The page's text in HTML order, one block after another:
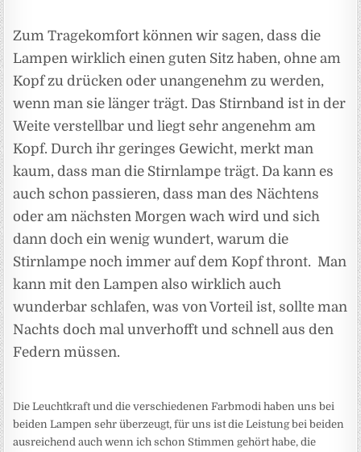
Zum Tragekomfort können wir sagen, dass die
Lampen wirklich einen guten Sitz haben, ohne am
Kopf zu drücken oder unangenehm zu werden,
wenn man sie länger trägt. Das Stirnband ist in der
Weite verstellbar und liegt sehr angenehm am
Kopf. Durch ihr geringes Gewicht, merkt man
kaum, dass man die Stirnlampe trägt. Da kann es
auch schon passieren, dass man des Nächtens
oder am nächsten Morgen wach wird und sich
dann doch ein wenig wundert, warum die
Stirnlampe noch immer auf dem Kopf thront. Man
kann mit den Lampen also wirklich auch
wunderbar schlafen, was von Vorteil ist, sollte man
Nachts doch mal unverhofft und schnell aus den
Federn müssen.
Die Leuchtkraft und die verschiedenen Farbmodi haben uns bei
beiden Lampen sehr überzeugt, für uns ist die Leistung bei beiden
ausreichend auch wenn ich schon Stimmen gehört habe, die